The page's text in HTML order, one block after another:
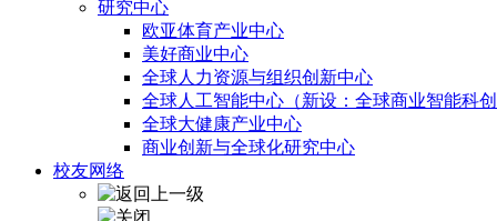
研究中心
欧亚体育产业中心
美好商业中心
全球人力资源与组织创新中心
全球人工智能中心（新设：全球商业智能科创
全球大健康产业中心
商业创新与全球化研究中心
校友网络